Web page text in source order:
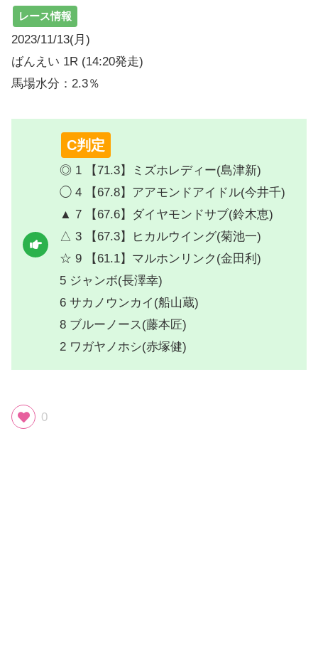
レース情報
2023/11/13(月)
ばんえい 1R (14:20発走)
馬場水分：2.3％
C判定
◎ 1 【71.3】ミズホレディー(島津新)
◯ 4 【67.8】アアモンドアイドル(今井千)
▲ 7 【67.6】ダイヤモンドサブ(鈴木恵)
△ 3 【67.3】ヒカルウイング(菊池一)
☆ 9 【61.1】マルホンリンク(金田利)
5 ジャンボ(長澤幸)
6 サカノウンカイ(船山蔵)
8 ブルーノース(藤本匠)
2 ワガヤノホシ(赤塚健)
0